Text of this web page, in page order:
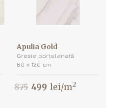
Apulia Gold
Gresie porțelanată
60 х 120 cm
875 499 lei/m2